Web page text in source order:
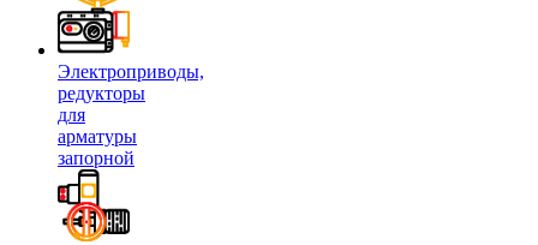
Электроприводы,
редукторы
для
арматуры
запорной